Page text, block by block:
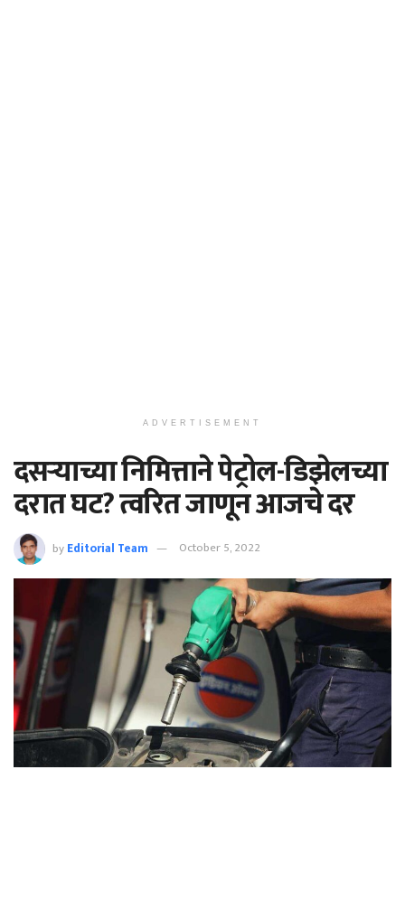
ADVERTISEMENT
दसऱ्याच्या निमित्ताने पेट्रोल-डिझेलच्या
दरात घट? त्वरित जाणून आजचे दर
byEditorial Team October 5, 2022